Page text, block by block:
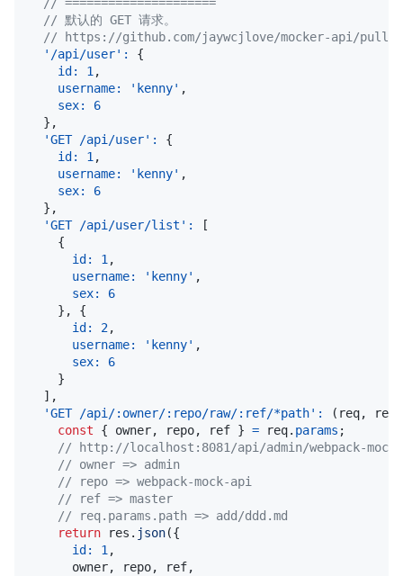
// =====================
// 默认的 GET 请求。
// https://github.com/jaywcjlove/mocker-api/pull/
'/api/user' :
{
id : 1,
username: 'kenny' ,
sex:
6
} ,
'GET /api/user' :
{
id : 1,
username: 'kenny' ,
sex:
6
} ,
'GET /api/user/list' :
[
{
id : 1,
username: 'kenny' ,
sex:
6
} ,
{
id : 2,
username: 'kenny' ,
sex:
6
}
] ,
'GET /api/:owner/:repo/raw/:ref/*path' : ( req, res
const
{ owner, repo, ref } = req. params ;
// http://localhost:8081/api/admin/webpack-mock-
// owner => admin
// repo => webpack-mock-api
// ref => master
// req.params.path => add/ddd.md
return res . json({
id : 1,
      owner
, repo, ref,